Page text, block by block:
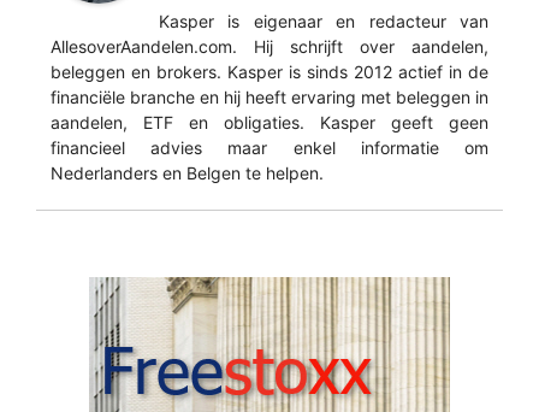
Kasper is eigenaar en redacteur van
AllesoverAandelen.com. Hij schrijft over aandelen,
beleggen en brokers. Kasper is sinds 2012 actief in de
financiële branche en hij heeft ervaring met beleggen in
aandelen, ETF en obligaties. Kasper geeft geen
financieel advies maar enkel informatie om
Nederlanders en Belgen te helpen.